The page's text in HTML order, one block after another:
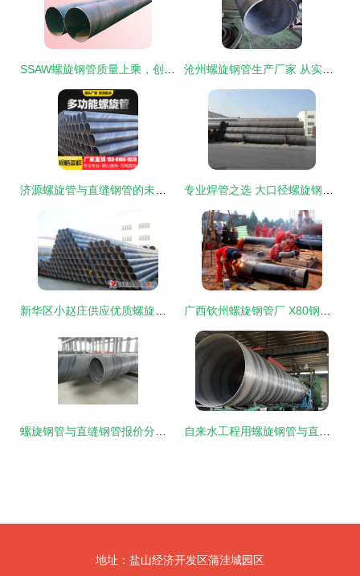
地址：盐山经济开发区蒲洼城园区